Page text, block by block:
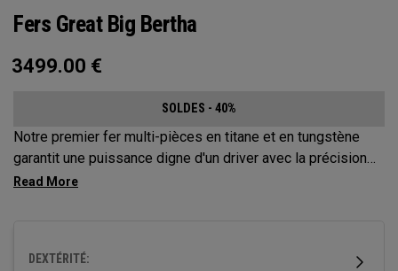
Fers Great Big Bertha
3499.00 €
SOLDES - 40%
Notre premier fer multi-pièces en titane et en tungstène
garantit une puissance digne d'un driver avec la précision
d'un fer.
DEXTÉRITÉ: